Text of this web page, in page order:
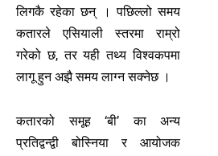
लिगकै रहेका छन् । पछिल्लो समय
कतारले एसियाली स्तरमा राम्रो
गरेको छ, तर यही तथ्य विश्वकपमा
लागू हुन अझै समय लाग्न सक्नेछ ।
कतारको समूह ‘बी’ का अन्य
प्रतिद्वन्द्वी बोस्निया र आयोजक